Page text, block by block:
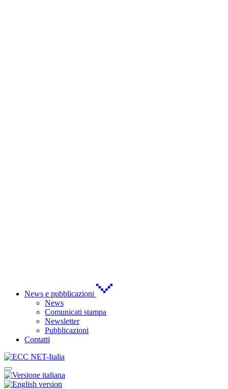
News e pubblicazioni
News
Comunicati stampa
Newsletter
Pubblicazioni
Contatti